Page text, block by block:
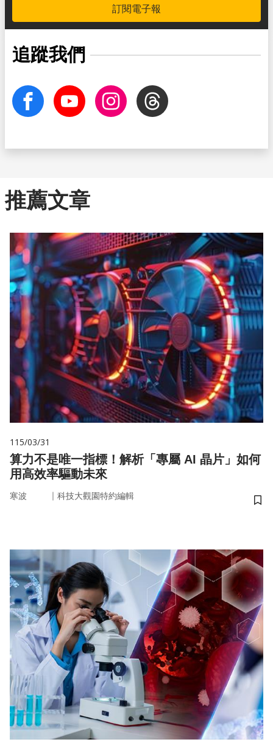
訂閱電子報
追蹤我們
facebook Youtube InstagramThreads
推薦文章
115/03/31
算力不是唯一指標！解析「專屬 AI 晶片」如何
用高效率驅動未來
寒波 ｜ 科技大觀園特約編輯
儲